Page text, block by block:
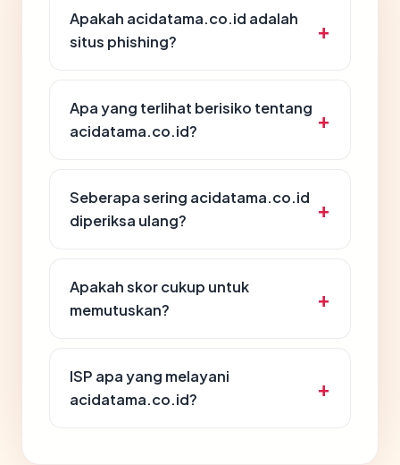
Apakah acidatama.co.id adalah
situs phishing?
Apa yang terlihat berisiko tentang
acidatama.co.id?
Seberapa sering acidatama.co.id
diperiksa ulang?
Apakah skor cukup untuk
memutuskan?
ISP apa yang melayani
acidatama.co.id?